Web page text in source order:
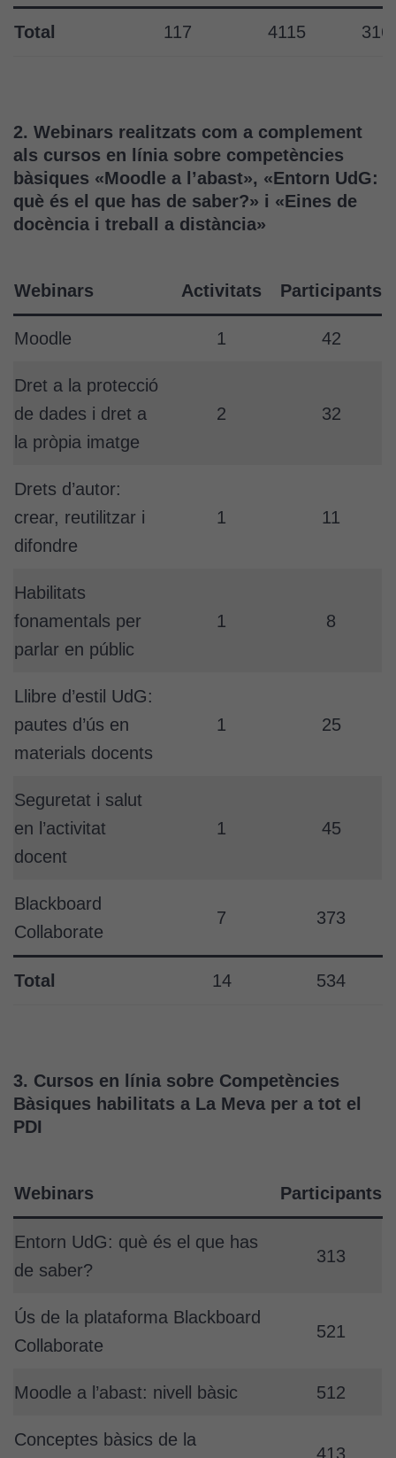
Total 117 4115
2. Webinars realitzats com a complement
als cursos en línia sobre competències
bàsiques «Moodle a l’abast», «Entorn UdG:
què és el que has de saber?» i «Eines de
docència i treball a distància»
Webinars Activitats Participants
Moodle 1 42
Dret a la protecció
de dades i dret a
la pròpia imatge
2 32
Drets d’autor:
crear, reutilitzar i
difondre
1 11
Habilitats
fonamentals per
parlar en públic
1 8
Llibre d’estil UdG:
pautes d’ús en
materials docents
1 25
Seguretat i salut
en l’activitat
docent
1 45
Blackboard
Collaborate
7 373
Total 14 534
3. Cursos en línia sobre Competències
Bàsiques habilitats a La Meva per a tot el
PDI
Webinars Participants
Entorn UdG: què és el que has
de saber?
313
Ús de la plataforma Blackboard
Collaborate
521
Moodle a l’abast: nivell bàsic 512
Conceptes bàsics de la
413